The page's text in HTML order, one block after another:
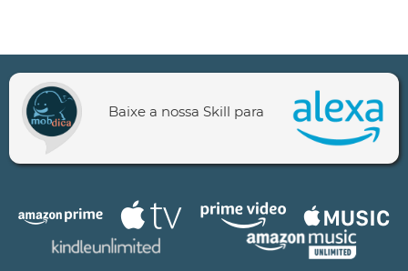
Baixe a nossa Skill para